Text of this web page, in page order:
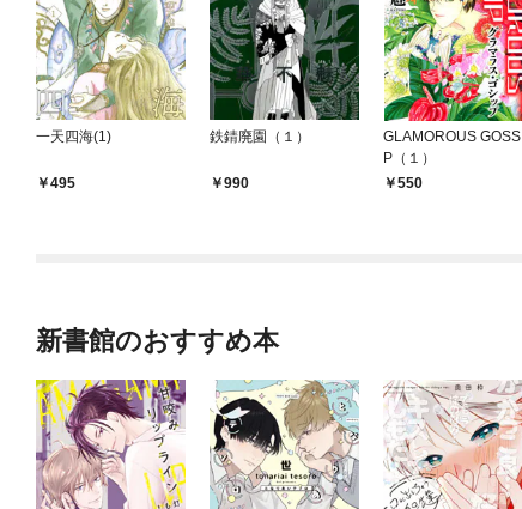
一天四海(1)
495
鉄錆廃園（１）
990
GLAMOROUS GOSSI
P（１）
550
新書館のおすすめ本